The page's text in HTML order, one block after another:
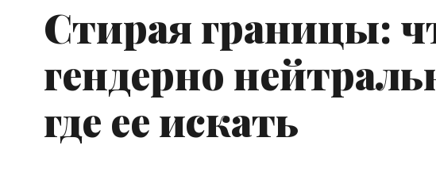
Стирая границы:
гендерно
где ее искать